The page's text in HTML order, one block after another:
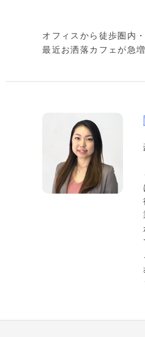
オフィスから徒歩圏内
最近お洒落カフェが急